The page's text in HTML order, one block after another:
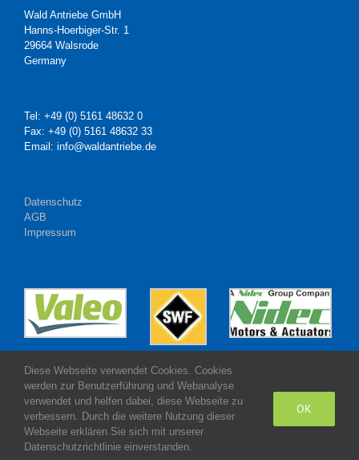
Wald Antriebe GmbH
Hanns-Hoerbiger-Str. 1
29664 Walsrode
Germany
Tel: +49 (0) 5161 48632 0
Fax: +49 (0) 5161 48632 33
Email: info@waldantriebe.de
Datenschutz
AGB
Impressum
Made with by Wald Antriebe GmbH
Diese Webseite verwendet Cookies. Cookies
werden zur Benutzerführung und Webanalyse
verwendet und helfen dabei, diese Webseite zu
verbessern. Durch die weitere Nutzung dieser
Webseite erklären Sie sich mit unserer
Datenschutzrichtlinie einverstanden.
OK